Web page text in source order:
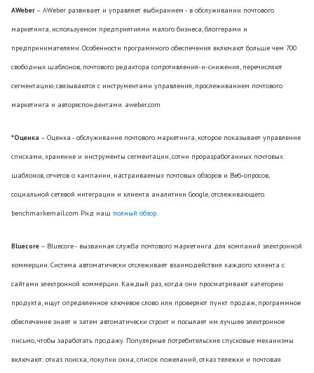
AWeber – AWeber развивает и управляет выбиранием - в обслуживании почтового
маркетинга, используемом предприятиями малого бизнеса, блоггерами и
предпринимателями. Особенности программного обеспечения включают больше чем 700
свободных шаблонов, почтового редактора сопротивления-и-снижения, перечисляют
сегментацию, связываются с инструментами управления, прослеживанием почтового
маркетинга и автореспондентами. aweber.com
*Оценка – Оценка - обслуживание почтового маркетинга, которое показывает управление
списками, хранение и инструменты сегментации, сотни проразработанных почтовых
шаблонов, отчетов о кампании, настраиваемых почтовых обзоров и Веб-опросов,
социальной сетевой интеграции и клиента аналитики Google, отслеживающего.
benchmarkemail.com Рид наш полный обзор.
Bluecore – Bluecore - вызванная служба почтового маркетинга для компаний электронной
коммерции. Система автоматически отслеживает взаимодействия каждого клиента с
сайтами электронной коммерции. Каждый раз, когда они просматривают категорию
продукта, ищут определенное ключевое слово или проверяют пункт продаж, программное
обеспечение знает и затем автоматически строит и посылает им лучшее электронное
письмо, чтобы заработать продажу. Популярные потребительские спусковые механизмы
включают: отказ поиска, покупки окна, список пожеланий, отказ тележки и почтовая